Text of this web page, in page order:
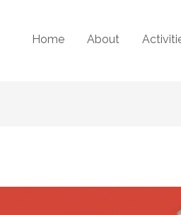
Home About